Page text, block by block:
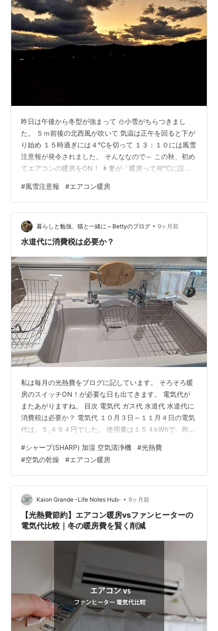
昨日は午後から冬型が強まって ⛄小雪がちらつきまし
た。 ５ｍ前後の北西風が吹いて 気温は正午を回ると下が
り始め １５時過ぎには４℃を切って １３：１０には風雪
注意報が発令されました。 そんななので～ この秋、初め
てエアコンの暖房をON！ 👩妻が「暖房って何℃に設定
くらいじゃねえ？」 で、２０℃で運転したら、丁度イイ
感じでした。 我が家はリビングとダイニングが繋がって
いて と言うか、間仕切りの引戸を取っ払っているので １
４畳対応（200V）のエアコンを設置してます。 なので、
割と余裕の運転で部屋は温まります。 予報だと、この寒
#風雪注意報 #エアコン暖房
暮らしと勉強、猫と一緒に～Bettyのブログ • 9ヶ月前
水道代に消費税は必要か？
私は毎月の光熱費をブログに記しています。 そろそろ暖
房のスイッチON！が必要な日も出てきます。 電気代が
またあがりますね。 目次 電気代 ガス代 水道代 水道代に
消費税は必要か？ 電気代 １０月３日～１１月４日の電気
代は、５,４９４円でした。 使用量は１５４kWhで、昨年
１月１２日のガス代は１,０９８円でした。 使用量は２
㎥。真冬以外は毎月同じくらいです。 先日、まご子ちゃ
ん（２歳）を預かった時は暖房＆床暖房（今年初）を入
れました。 孫たちが来る時には床暖房を入れるので、こ
れからは使用量があがります。 水道代 ９月１２日～１１
月１４日の水道…
#シャープ(SHARP) 加湿 空気清浄機 #光熱費
#空気の乾燥 #エアコン暖房
Kaion Grande -Life Notes Hub- • 9ヶ月前
【光熱費節約】エアコン暖房vsファンヒーターの
電気代比較｜冬の暖房費を賢く削減